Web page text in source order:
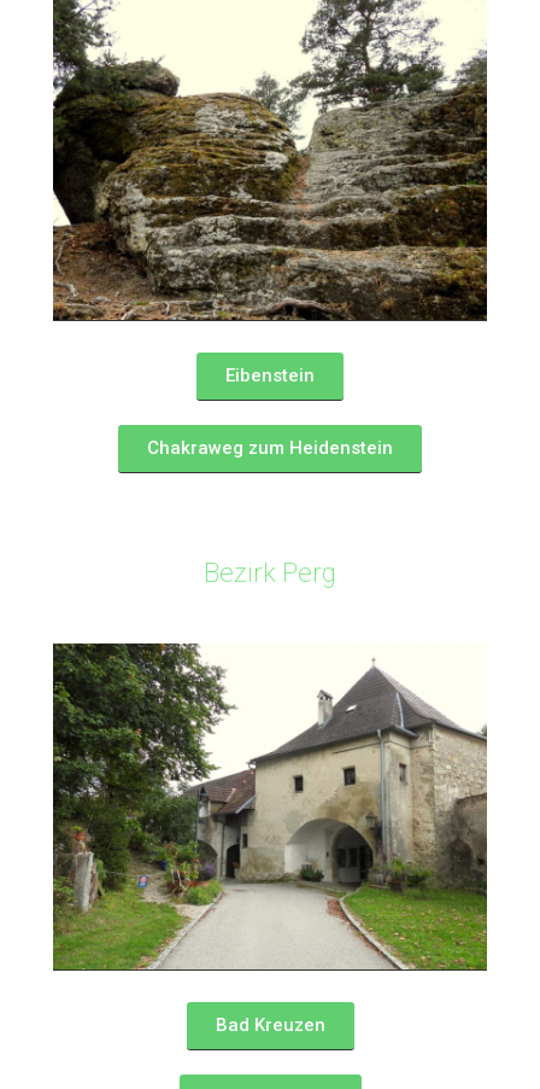
Eibenstein
Chakraweg zum Heidenstein
Bezirk Perg
Bad Kreuzen